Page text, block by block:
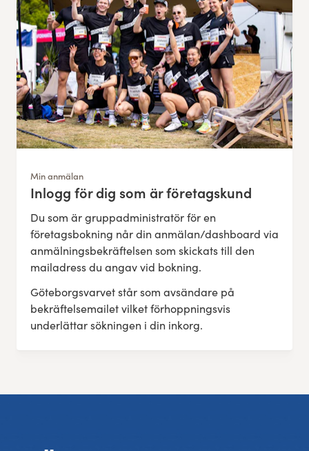
Min anmälan
:Inlogg för dig som är företagskund
Du som är gruppadministratör för en
företagsbokning når din anmälan/dashboard via
anmälningsbekräftelsen som skickats till den
mailadress du angav vid bokning.
Göteborgsvarvet står som avsändare på
bekräftelsemailet vilket förhoppningsvis
underlättar sökningen i din inkorg.